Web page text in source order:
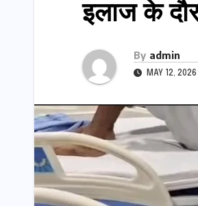
इलाज के
By admin
MAY 12, 2026